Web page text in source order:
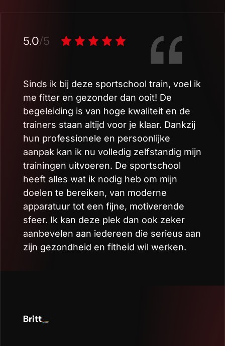
5.0/5
Sinds ik bij deze sportschool train, voel ik
me fitter en gezonder dan ooit! De
begeleiding is van hoge kwaliteit en de
trainers staan altijd voor je klaar. Dankzij
hun professionele en persoonlijke
aanpak kan ik nu volledig zelfstandig mijn
trainingen uitvoeren. De sportschool
heeft alles wat ik nodig heb om mijn
doelen te bereiken, van moderne
apparatuur tot een fijne, motiverende
sfeer. Ik kan deze plek dan ook zeker
aanbevelen aan iedereen die serieus aan
zijn gezondheid en fitheid wil werken.
Britt